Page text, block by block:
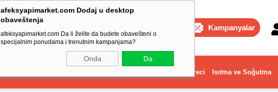
afeksyapimarket.com Dodaj u desktop
obaveštenja
afeksyapimarket.com Da li želite da budete obavešteni o
specijalnim ponudama i trenutnim kampanjama?
Onda Da
Kampanyalar
Dekorasyon ve Ev Gereci Isıtma ve Soğutma